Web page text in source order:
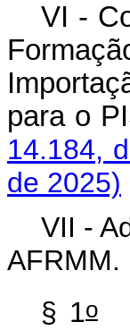
VI -
para o
14.184,
de 2025)
VII -
§ 1o